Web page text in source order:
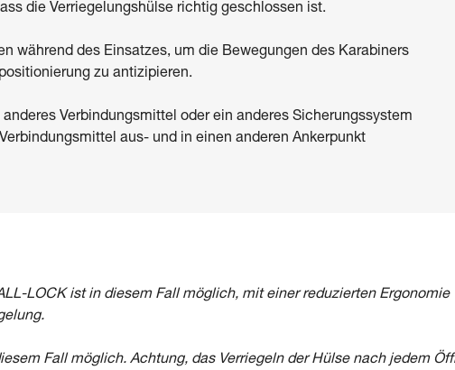
die Verriegelungshülse richtig geschlossen ist.
während des Einsatzes, um die Bewegungen des Karabiners
zu antizipieren.
Verbindungsmittel oder ein anderes Sicherungssystem
aus- und in einen anderen Ankerpunkt
LOCK ist in diesem Fall möglich, mit einer reduzierten Ergonomie
Fall möglich. Achtung, das Verriegeln der Hülse nach jedem